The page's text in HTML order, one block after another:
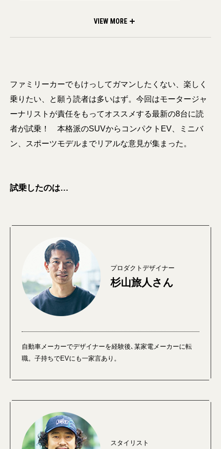
VIEW MORE
ファミリーカーでもけっしてガマンしたくない、楽しく
乗りたい、と願う読者は多いはず。今回はモータージャ
ーナリストが責任をもってオススメする最新の8台に読
者が試乗！ 本格派のSUVからコンパクトEV、ミニバ
ン、スポーツモデルまでリアルな意見が集まった。
試乗したのは…
プロダクトデザイナー
杉山旅人さん
自動車メーカーでデザイナーを経験後､某家電メーカーに転
職。子持ちでEVにも一家言あり。
スタイリスト